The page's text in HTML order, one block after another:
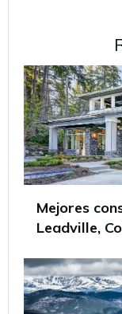
Mejores
Leadville,